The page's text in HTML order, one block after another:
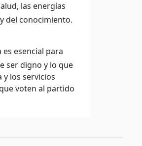
las energías
del conocimiento.
esencial para
ser digno y lo que
y los servicios
voten al partido